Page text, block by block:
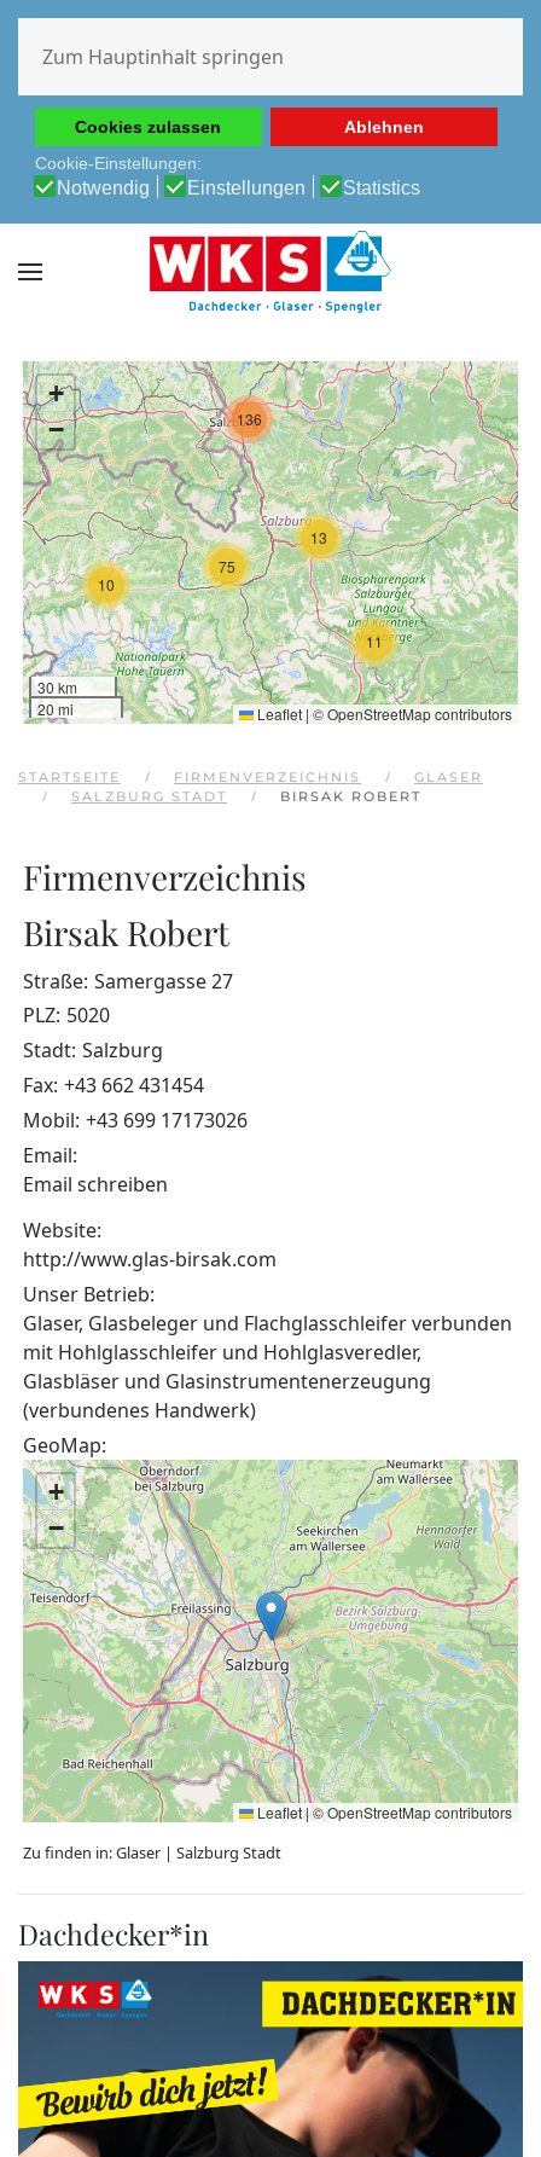
Erfahrung auf unserer Website zu ermöglichen.
Cookie-Richtlinie
Datenschutz-Bestimmungen
Cookies zulassen
Ablehnen
Cookie-Einstellungen:
Notwendig Einstellungen Statistics
Zum Hauptinhalt springen
10
11
13
75
136
+
−
30 km
20 mi
Leaflet | ©OpenStreetMapcontributors
STARTSEITE FIRMENVERZEICHNIS
GLASER
SALZBURG STADT
BIRSAK ROBERT
Firmenverzeichnis
Birsak Robert
Straße: Samergasse 27
PLZ: 5020
Stadt: Salzburg
Fax: +43 662 431454
Mobil: +43 699 17173026
Email:
Email schreiben
Website:
http://www.glas-birsak.com
Unser Betrieb:
Glaser, Glasbeleger und Flachglasschleifer verbunden
mit Hohlglasschleifer und Hohlglasveredler,
Glasbläser und Glasinstrumentenerzeugung
(verbundenes Handwerk)
GeoMap:
+
−
Leaflet|©OpenStreetMapcontributors
Zu finden in:Glaser | Salzburg Stadt
Dachdecker*in